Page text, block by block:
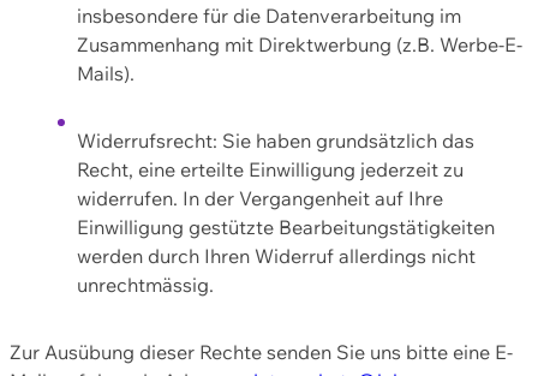
insbesondere für die Datenverarbeitung im
Zusammenhang mit Direktwerbung (z.B. Werbe-E-
Mails).
Widerrufsrecht: Sie haben grundsätzlich das
Recht, eine erteilte Einwilligung jederzeit zu
widerrufen. In der Vergangenheit auf Ihre
Einwilligung gestützte Bearbeitungstätigkeiten
werden durch Ihren Widerruf allerdings nicht
unrechtmässig.
Zur Ausübung dieser Rechte senden Sie uns bitte eine E-